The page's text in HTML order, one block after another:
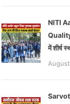
NITI
में शीर्ष